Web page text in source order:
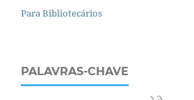
Para Bibliotecários
PALAVRAS-CHAVE